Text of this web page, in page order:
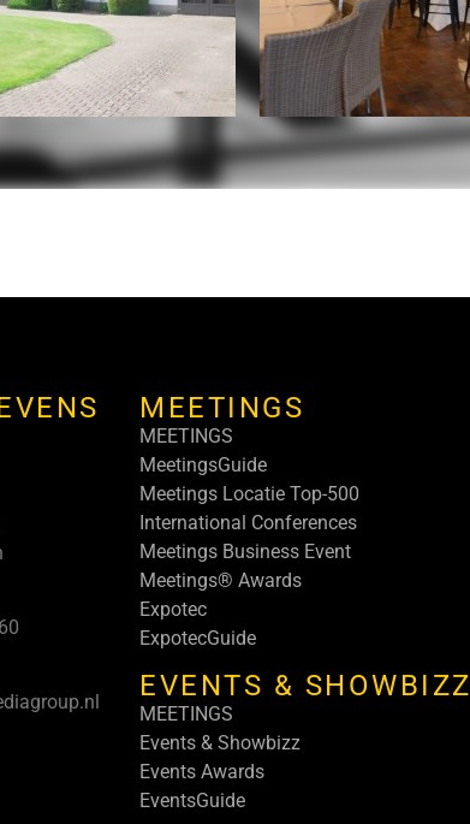
MEETINGS
MEETINGS
MeetingsGuide
Meetings Locatie Top-500
International Conferences
Meetings Business Event
Meetings® Awards
Expotec
ExpotecGuide
EVENTS & SHOWBIZZ
MEETINGS
Events & Showbizz
Events Awards
EventsGuide